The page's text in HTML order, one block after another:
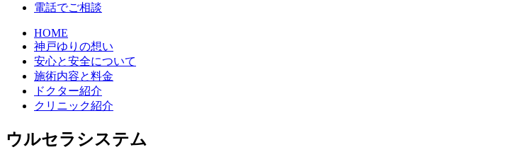
電話でご相談
HOME
神戸ゆりの想い
安心と安全について
施術内容と料金
ドクター紹介
クリニック紹介
ウルセラシステム